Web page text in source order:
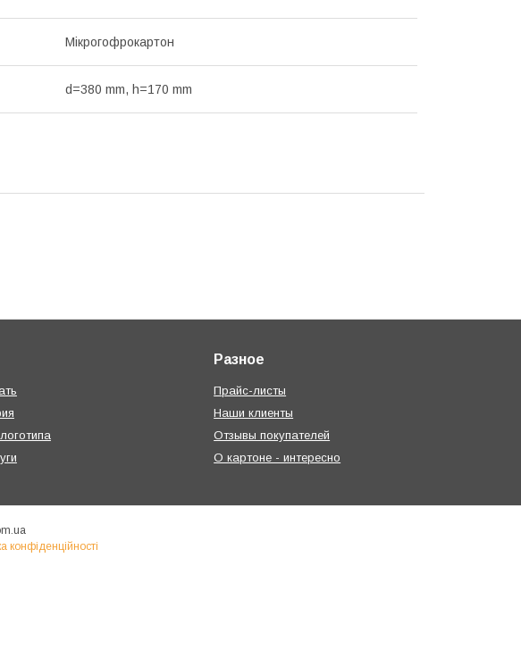
Мікрогофрокартон
d=380 mm, h=170 mm
Разное
Прайс-листы
Наши клиенты
Отзывы покупателей
О картоне - интересно
конфіденційності